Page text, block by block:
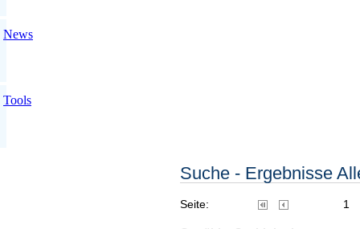
News
Tools
Suche - Ergebnisse
Seite: 1